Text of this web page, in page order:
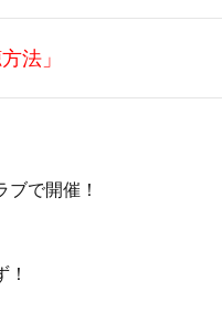
法」
で開催！